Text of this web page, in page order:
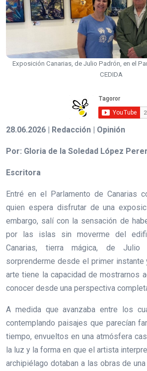
Exposición Canarias, de Julio Padrón, en el
CEDIDA
28.06.2026 | Redacción | Opinión
Por: Gloria de la Soledad López
Escritora
Entré en el Parlamento de Canarias
quien espera disfrutar de una
embargo, salí con la sensación de
por las islas sin moverme del
Canarias, tierra mágica, de Julio
sorprenderme desde el primer instante
arte tiene la capacidad de mostrarnos
conocer desde una perspectiva
A medida que avanzaba entre los
contemplando paisajes que parecían
tiempo, envueltos en una atmósfera
la luz y la forma en que el artista
archipiélago dotaban a las obras de